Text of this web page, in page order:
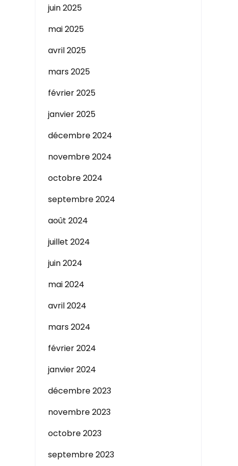
juin 2025
mai 2025
avril 2025
mars 2025
février 2025
janvier 2025
décembre 2024
novembre 2024
octobre 2024
septembre 2024
août 2024
juillet 2024
juin 2024
mai 2024
avril 2024
mars 2024
février 2024
janvier 2024
décembre 2023
novembre 2023
octobre 2023
septembre 2023